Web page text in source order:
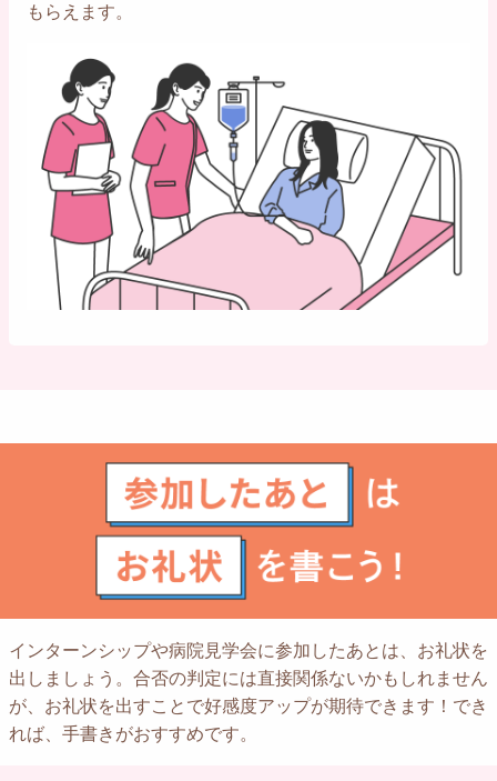
もらえます。
インターンシップや病院見学会に参加したあとは、お礼状を
出しましょう。合否の判定には直接関係ないかもしれません
が、お礼状を出すことで好感度アップが期待できます！でき
れば、手書きがおすすめです。